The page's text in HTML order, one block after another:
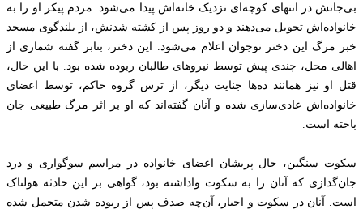
بی‌جانش در انتهای کوچه‌ای نزدیک خانه‌اش پیدا می‌شود. مردم پیکر او را به
خانواده‌اش تحویل می‌دهند و دو روز پس از کشته شدنش، از بلندگوی مسجد
خبر مرگ این دختر نوجوان اعلام می‌شود. این دختر، بنابر گفته شماری از
اهالی محل، چندی پیش توسط نیروهای طالبان ربوده شده بود. با این حال،
قتل او نیز همانند ده‌ها جنایت دیگر، از ترس گروه حاکم، توسط اعضای
خانواده‌اش عادی‌سازی شده و آنان گفته‌اند که او بر اثر مرگ طبیعی جان
باخته است.
سکوت سنگین، حال پریشان اعضای خانواده در مراسم سوگواری و درد
جان‌گدازی که آنان را به سکوت واداشته بود، گواهی بر این حادثه هولناک
است. آنان در سکوت و اجبار، آن‌چه صدف پس از ربوده شدن متحمل شده